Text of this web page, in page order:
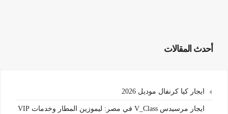
أحدث المقالات
ايجار كيا كرنفال موديل 2026
ايجار مرسيدس V_Class في مصر: ليموزين المطار وخدمات VIP